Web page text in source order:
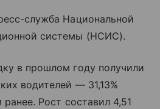
служба Национальной
системы (НСИС).
в прошлом году получили
водителей — 31,13%
Рост составил 4,51